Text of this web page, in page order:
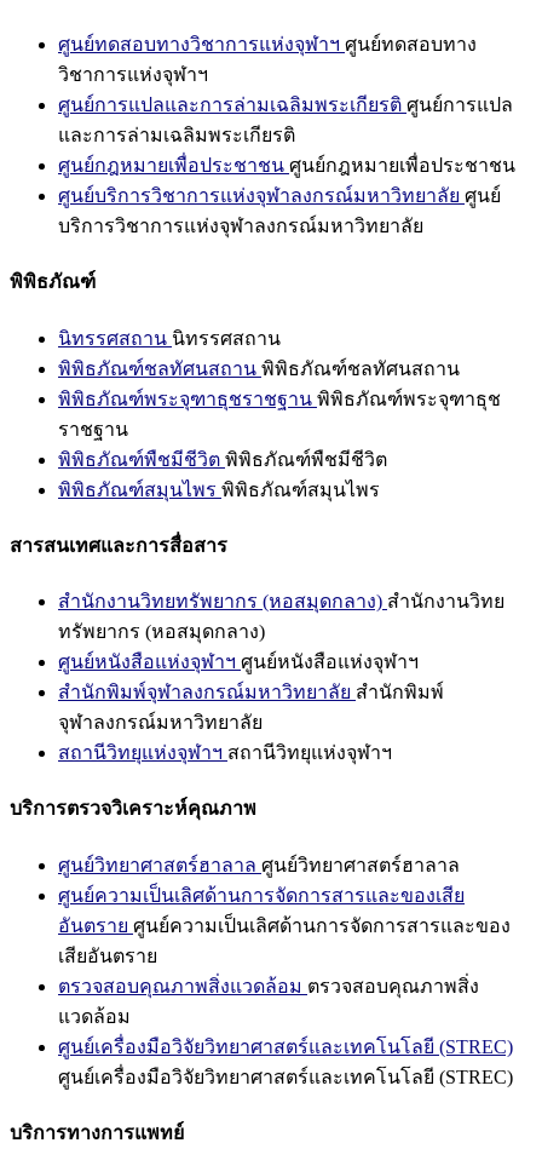
ศูนย์ทดสอบทางวิชาการแห่งจุฬาฯ ศูนย์ทดสอบทาง
วิชาการแห่งจุฬาฯ
ศูนย์การแปลและการล่ามเฉลิมพระเกียรติ ศูนย์การแปล
และการล่ามเฉลิมพระเกียรติ
ศูนย์กฎหมายเพื่อประชาชน ศูนย์กฎหมายเพื่อประชาชน
ศูนย์บริการวิชาการแห่งจุฬาลงกรณ์มหาวิทยาลัย ศูนย์
บริการวิชาการแห่งจุฬาลงกรณ์มหาวิทยาลัย
พิพิธภัณฑ์
นิทรรศสถาน นิทรรศสถาน
พิพิธภัณฑ์ชลทัศนสถาน พิพิธภัณฑ์ชลทัศนสถาน
พิพิธภัณฑ์พระจุฑาธุชราชฐาน พิพิธภัณฑ์พระจุฑาธุช
ราชฐาน
พิพิธภัณฑ์พืชมีชีวิต พิพิธภัณฑ์พืชมีชีวิต
พิพิธภัณฑ์สมุนไพร พิพิธภัณฑ์สมุนไพร
สารสนเทศและการสื่อสาร
สำนักงานวิทยทรัพยากร (หอสมุดกลาง) สำนักงานวิทย
ทรัพยากร (หอสมุดกลาง)
ศูนย์หนังสือแห่งจุฬาฯ ศูนย์หนังสือแห่งจุฬาฯ
สำนักพิมพ์จุฬาลงกรณ์มหาวิทยาลัย สำนักพิมพ์
จุฬาลงกรณ์มหาวิทยาลัย
สถานีวิทยุแห่งจุฬาฯ สถานีวิทยุแห่งจุฬาฯ
บริการตรวจวิเคราะห์คุณภาพ
ศูนย์วิทยาศาสตร์ฮาลาล ศูนย์วิทยาศาสตร์ฮาลาล
ศูนย์ความเป็นเลิศด้านการจัดการสารและของเสีย
อันตราย ศูนย์ความเป็นเลิศด้านการจัดการสารและของ
เสียอันตราย
ตรวจสอบคุณภาพสิ่งแวดล้อม ตรวจสอบคุณภาพสิ่ง
แวดล้อม
ศูนย์เครื่องมือวิจัยวิทยาศาสตร์และเทคโนโลยี (STREC)
ศูนย์เครื่องมือวิจัยวิทยาศาสตร์และเทคโนโลยี (STREC)
บริการทางการแพทย์